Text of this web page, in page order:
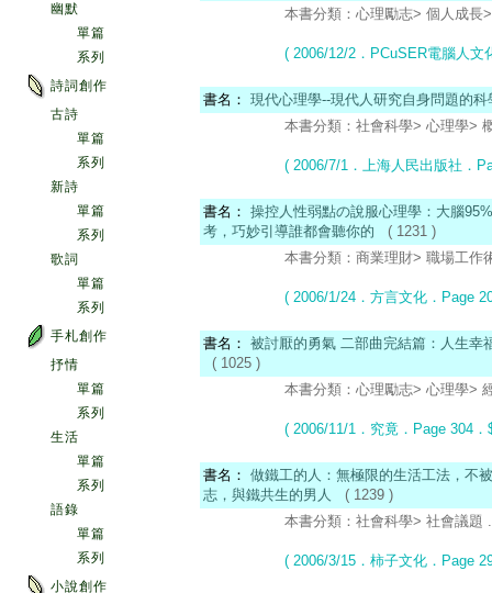
幽默
單篇
系列
詩詞創作
古詩
單篇
系列
新詩
單篇
系列
歌詞
單篇
系列
手札創作
抒情
單篇
系列
生活
單篇
系列
語錄
單篇
系列
小說創作
本書分類：心理勵志> 個人成長
( 2006/12/2．PCuSER電腦人文
書名： 現代心理學--現代人研究自身問題的科
本書分類：社會科學> 心理學>
( 2006/7/1．上海人民出版社 ．
書名： 操控人性弱點の說服心理學：大腦
考，巧妙引導誰都會聽你的
( 1231 )
本書分類：商業理財> 職場工作
( 2006/1/24．方言文化 ．Page
書名： 被討厭的勇氣 二部曲完結篇：人生幸
( 1025 )
本書分類：心理勵志> 心理學>
( 2006/11/1．究竟 ．Page 304
書名： 做鐵工的人：無極限的生活工法，不
志，與鐵共生的男人
( 1239 )
本書分類：社會科學> 社會議題
( 2006/3/15．柿子文化 ．Page